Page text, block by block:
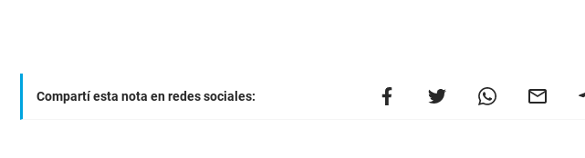
Compartí esta nota en redes sociales: